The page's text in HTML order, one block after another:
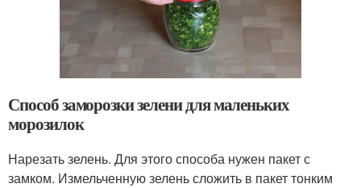
Способ заморозки зелени для маленьких
морозилок
Нарезать зелень. Для этого способа нужен пакет с
замком. Измельченную зелень сложить в пакет тонким